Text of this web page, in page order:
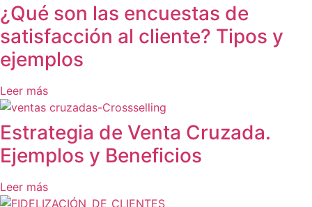
¿Qué son las encuestas de
satisfacción al cliente? Tipos y
ejemplos
Leer más
Estrategia de Venta Cruzada.
Ejemplos y Beneficios
Leer más